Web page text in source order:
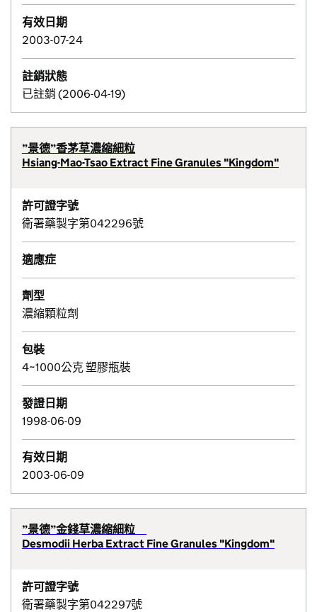
有效日期
2003-07-24
註銷狀態
已註銷 (2006-04-19)
”景德”香茅草濃縮細粒
Hsiang-Mao-Tsao Extract Fine Granules "Kingdom"
許可證字號
衛署藥製字第042296號
適應症
劑型
濃縮顆粒劑
包裝
4~1000公克 塑膠瓶裝
發證日期
1998-06-09
有效日期
2003-06-09
”景德”金錢草濃縮細粒
Desmodii Herba Extract Fine Granules "Kingdom"
許可證字號
衛署藥製字第042297號